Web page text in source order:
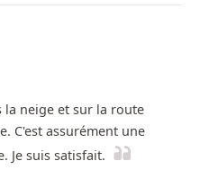
neige et sur la route
C'est assurément une
Je suis satisfait.